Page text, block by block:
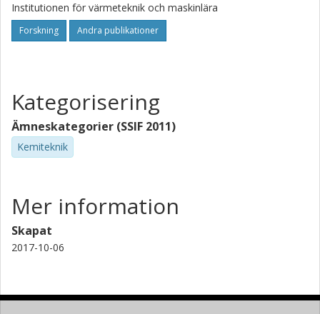
Institutionen för värmeteknik och maskinlära
Forskning Andra publikationer
Kategorisering
Ämneskategorier (SSIF 2011)
Kemiteknik
Mer information
Skapat
2017-10-06